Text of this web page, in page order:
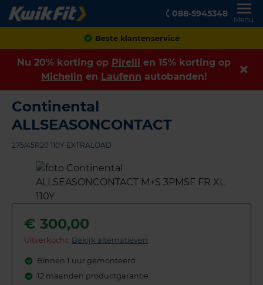
088-5945348
Menu
Achteraf betalen
Nu 20% korting op Pirelli en 15% korting op
Michelin en Laufenn autobanden!
Continental
ALLSEASONCONTACT
275/45R20 110Y EXTRALOAD
€ 300,00
Uitverkocht: Bekijk alternatieven
Binnen 1 uur gemonteerd
12 maanden productgarantie